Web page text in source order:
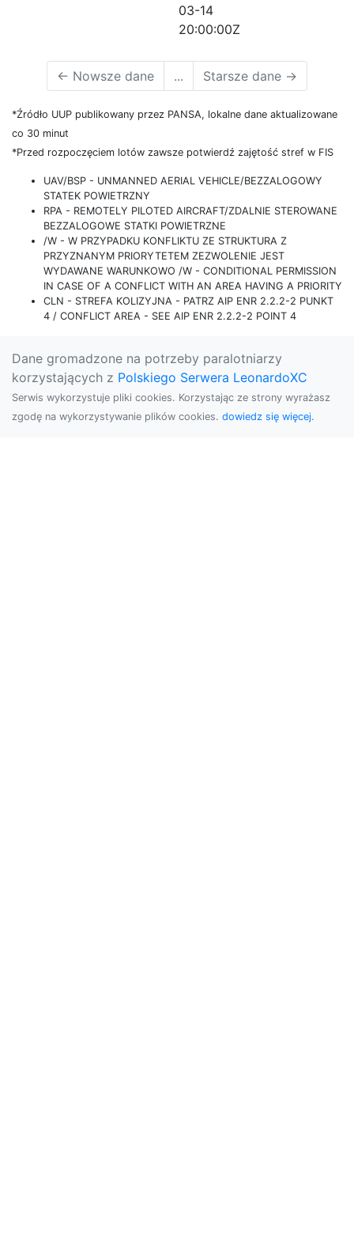
03-14
20:00:00Z
← Nowsze dane ... Starsze dane →
*Źródło UUP publikowany przez PANSA, lokalne dane aktualizowane
co 30 minut
*Przed rozpoczęciem lotów zawsze potwierdź zajętość stref w FIS
UAV/BSP - UNMANNED AERIAL VEHICLE/BEZZALOGOWY
STATEK POWIETRZNY
RPA - REMOTELY PILOTED AIRCRAFT/ZDALNIE STEROWANE
BEZZALOGOWE STATKI POWIETRZNE
/W - W PRZYPADKU KONFLIKTU ZE STRUKTURA Z
PRZYZNANYM PRIORYTETEM ZEZWOLENIE JEST
WYDAWANE WARUNKOWO /W - CONDITIONAL PERMISSION
IN CASE OF A CONFLICT WITH AN AREA HAVING A PRIORITY
CLN - STREFA KOLIZYJNA - PATRZ AIP ENR 2.2.2-2 PUNKT
4 / CONFLICT AREA - SEE AIP ENR 2.2.2-2 POINT 4
Dane gromadzone na potrzeby paralotniarzy
korzystających z Polskiego Serwera LeonardoXC
Serwis wykorzystuje pliki cookies. Korzystając ze strony wyrażasz
zgodę na wykorzystywanie plików cookies. dowiedz się więcej.